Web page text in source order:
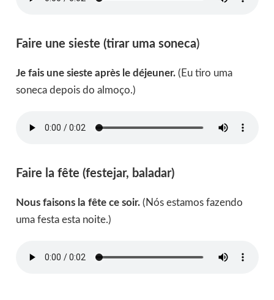
Faire une sieste (tirar uma soneca)
Je fais une sieste après le déjeuner.(Eu tiro uma
soneca depois do almoço.)
Faire la fête (festejar, baladar)
Nous faisons la fête ce soir. (Nós estamos fazendo
uma festa esta noite.)